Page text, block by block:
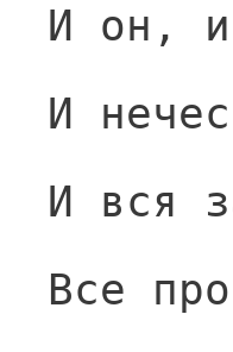
И он, и
И
И вся
Все